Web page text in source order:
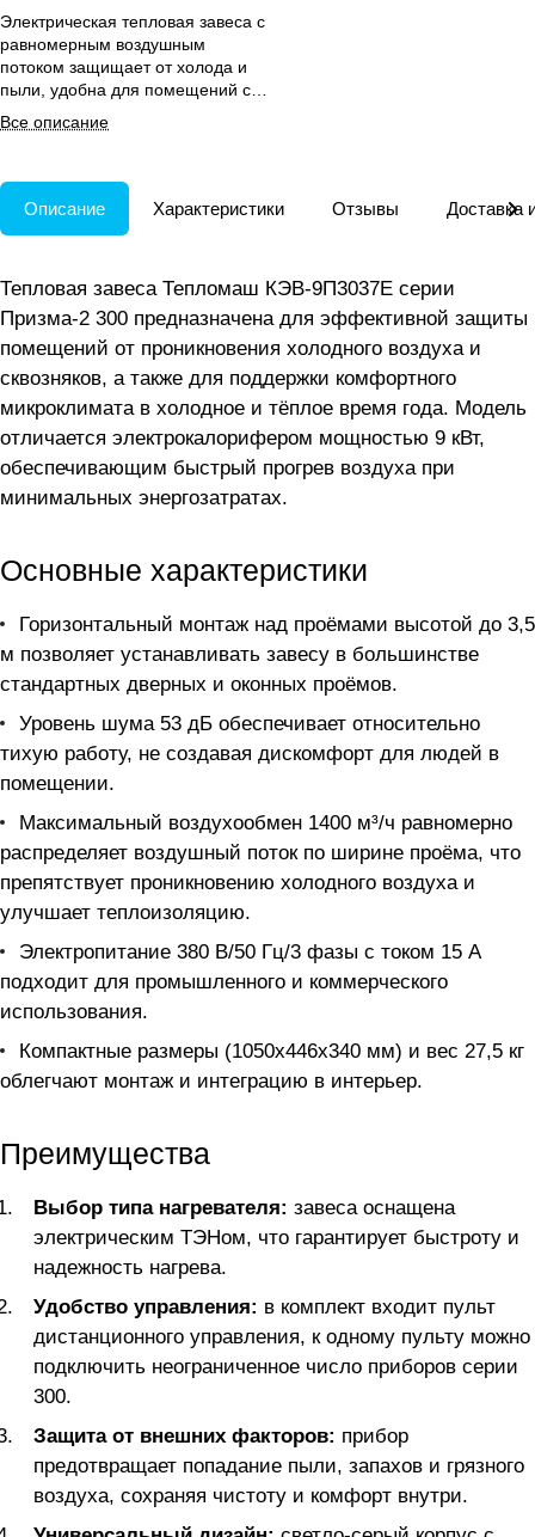
Электрическая тепловая завеса с
равномерным воздушным
потоком защищает от холода и
пыли, удобна для помещений с
проёмами до 3,5 м.
Все описание
Описание Характеристики Отзывы Доставка
Тепловая завеса Тепломаш КЭВ-9П3037Е серии
Призма-2 300 предназначена для эффективной защиты
помещений от проникновения холодного воздуха и
сквозняков, а также для поддержки комфортного
микроклимата в холодное и тёплое время года. Модель
отличается электрокалорифером мощностью 9 кВт,
обеспечивающим быстрый прогрев воздуха при
минимальных энергозатратах.
Основные характеристики
Горизонтальный монтаж над проёмами высотой до 3,5
м позволяет устанавливать завесу в большинстве
стандартных дверных и оконных проёмов.
Уровень шума 53 дБ обеспечивает относительно
тихую работу, не создавая дискомфорт для людей в
помещении.
Максимальный воздухообмен 1400 м³/ч равномерно
распределяет воздушный поток по ширине проёма, что
препятствует проникновению холодного воздуха и
улучшает теплоизоляцию.
Электропитание 380 В/50 Гц/3 фазы с током 15 А
подходит для промышленного и коммерческого
использования.
Компактные размеры (1050x446x340 мм) и вес 27,5 кг
облегчают монтаж и интеграцию в интерьер.
Преимущества
Выбор типа нагревателя: завеса оснащена
электрическим ТЭНом, что гарантирует быстроту и
надежность нагрева.
Удобство управления: в комплект входит пульт
дистанционного управления, к одному пульту можно
подключить неограниченное число приборов серии
300.
Защита от внешних факторов: прибор
предотвращает попадание пыли, запахов и грязного
воздуха, сохраняя чистоту и комфорт внутри.